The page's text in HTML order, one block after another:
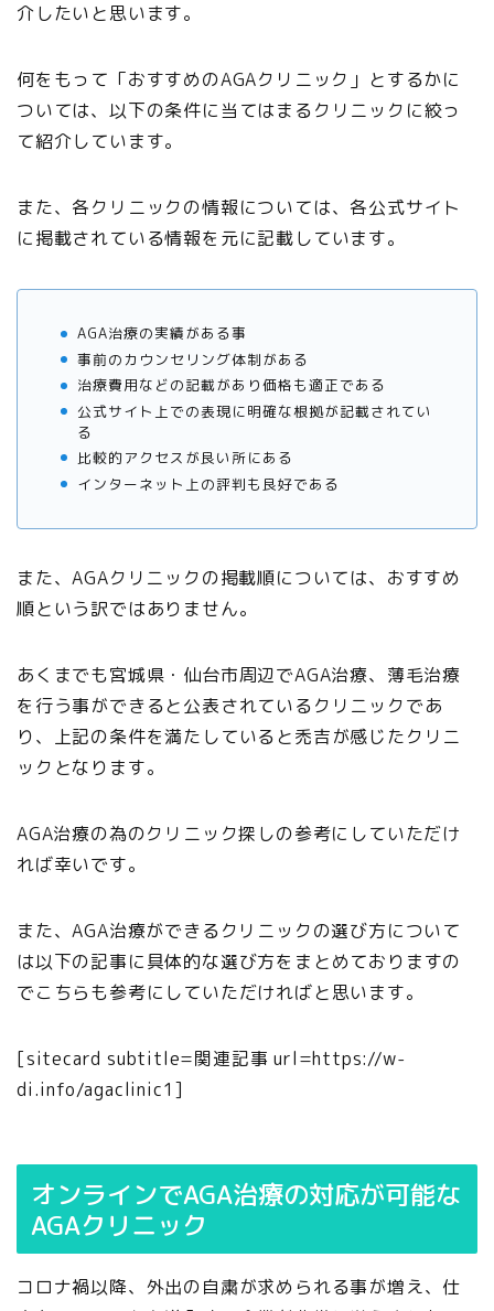
介したいと思います。
何をもって「おすすめのAGAクリニック」とするかに
ついては、以下の条件に当てはまるクリニックに絞っ
て紹介しています。
また、各クリニックの情報については、各公式サイト
に掲載されている情報を元に記載しています。
AGA治療の実績がある事
事前のカウンセリング体制がある
治療費用などの記載があり価格も適正である
公式サイト上での表現に明確な根拠が記載されてい
る
比較的アクセスが良い所にある
インターネット上の評判も良好である
また、AGAクリニックの掲載順については、おすすめ
順という訳ではありません。
あくまでも宮城県・仙台市周辺でAGA治療、薄毛治療
を行う事ができると公表されているクリニックであ
り、上記の条件を満たしていると禿吉が感じたクリニ
ックとなります。
AGA治療の為のクリニック探しの参考にしていただけ
れば幸いです。
また、AGA治療ができるクリニックの選び方について
は以下の記事に具体的な選び方をまとめておりますの
でこちらも参考にしていただければと思います。
[sitecard subtitle=関連記事 url=https://w-
di.info/agaclinic1]
オンラインでAGA治療の対応が可能な
AGAクリニック
コロナ禍以降、外出の自粛が求められる事が増え、仕